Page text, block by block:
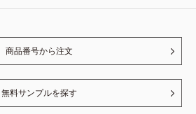
商品番号から注文
無料サンプルを探す